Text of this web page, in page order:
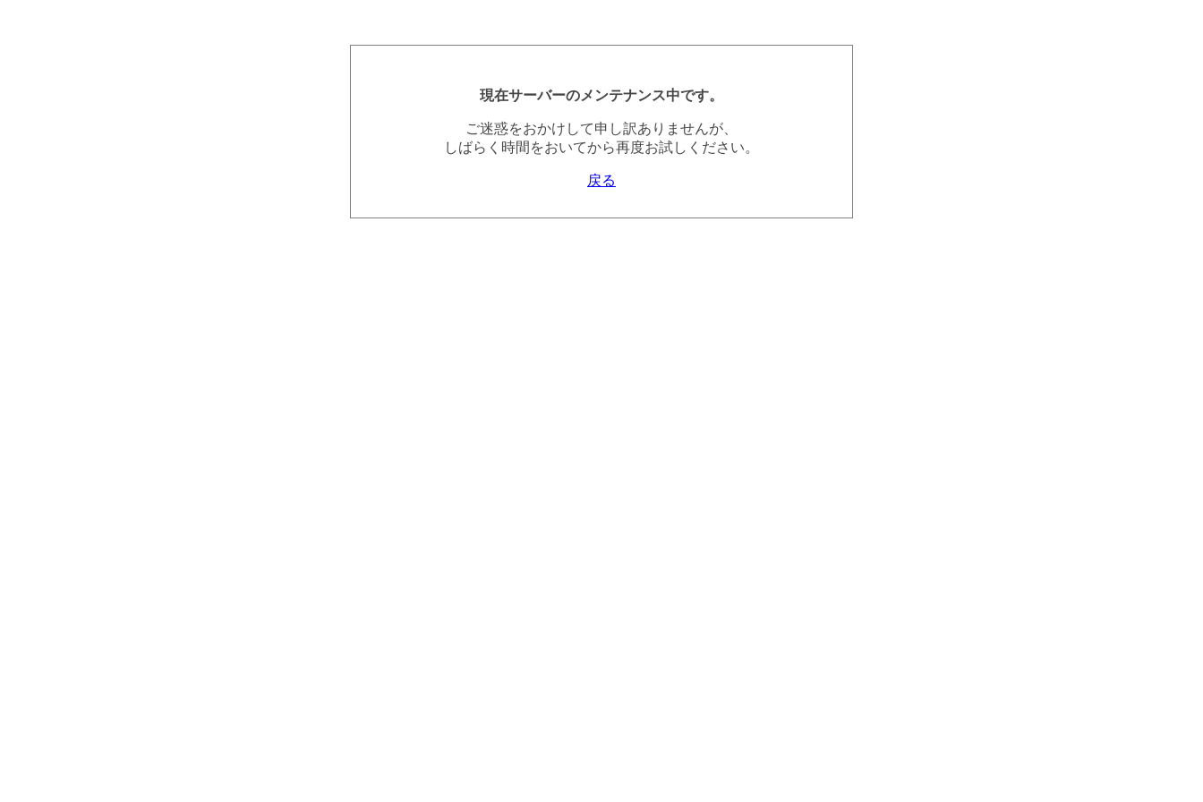
現在サーバーのメンテナンス中です。
ご迷惑をおかけして申し訳ありませんが、
しばらく時間をおいてから再度お試しください。
戻る